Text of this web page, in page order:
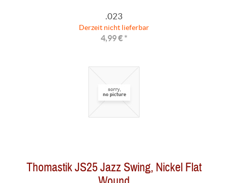
.023
Derzeit nicht lieferbar
4,99 € *
Thomastik JS25 Jazz Swing, Nickel Flat